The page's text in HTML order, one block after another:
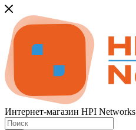
Интернет-магазин HPI Networks